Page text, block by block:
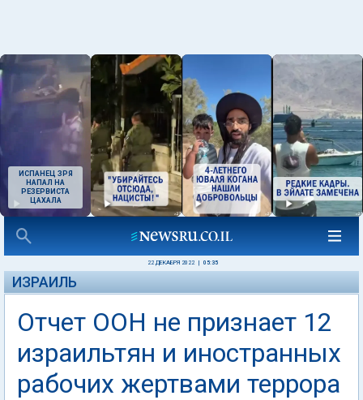
ИСПАНЕЦ ЗРЯ
НАПАЛ НА
РЕЗЕРВИСТА
ЦАХАЛА
22 ДЕКАБРЯ 2022 05:35
ИЗРАИЛЬ
Отчет ООН не признает 12
израильтян и иностранных
рабочих жертвами террора